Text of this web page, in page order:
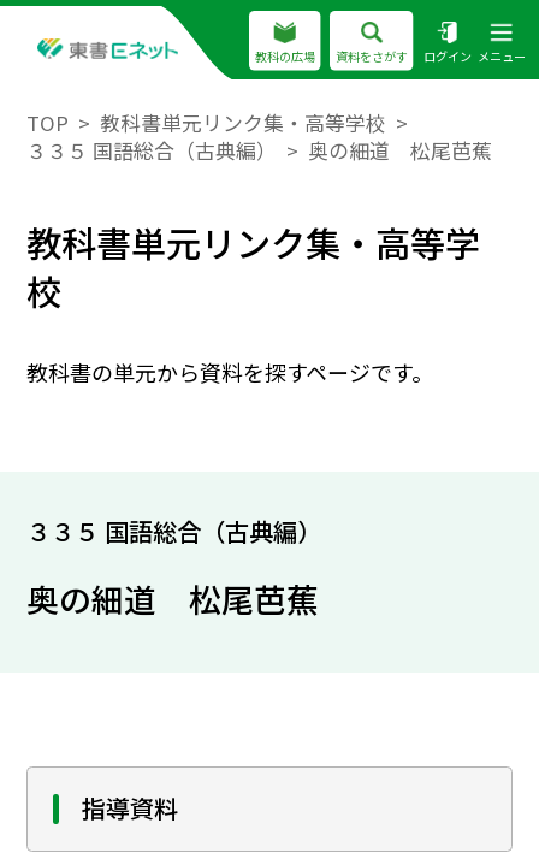
教科の広場 資料をさがす ログイン メニュー
TOP
教科書単元リンク集・高等学校
３３５ 国語総合（古典編）
奥の細道 松尾芭蕉
教科書単元リンク集・高等学
校
教科書の単元から資料を探すページです。
３３５ 国語総合（古典編）
奥の細道 松尾芭蕉
指導資料